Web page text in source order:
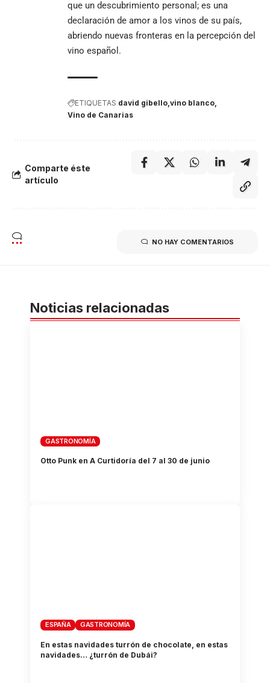
que un descubrimiento personal; es una
declaración de amor a los vinos de su país,
abriendo nuevas fronteras en la percepción del
vino español.
ETIQUETAS david gibello vino blanco
Vino de Canarias
Comparte éste
artículo
NO HAY COMENTARIOS
Noticias relacionadas
GASTRONOMÍA
Otto Punk en A Curtidoría del 7 al 30 de junio
ESPAÑA GASTRONOMÍA
En estas navidades turrón de chocolate, en estas
navidades… ¿turrón de Dubái?